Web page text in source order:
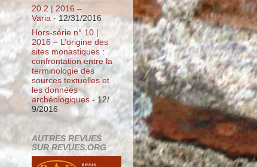
20.2 | 2016 –
Varia - 12/31/2016
Hors-série n° 10 |
2016 – L’origine des
sites monastiques :
confrontation entre la
terminologie des
sources textuelles et
les données
archéologiques - 12/
9/2016
AUTRES REVUES
SUR REVUES.ORG